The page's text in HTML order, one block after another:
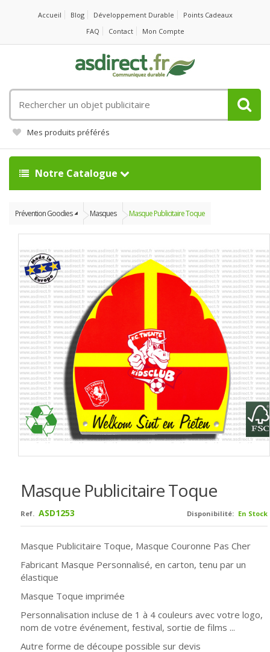
Accueil Blog Développement Durable
Points Cadeaux
FAQ
Contact Mon Compte
un
objet
publicitaire
Mes produits préférés
Notre Catalogue
Prévention Goodies Masques Masque Publicitaire Toque
Masque Publicitaire Toque
Disponibilité: En Stock
Ref. ASD1253
Masque Publicitaire Toque, Masque Couronne Pas Cher
Fabricant Masque Personnalisé, en carton, tenu par un
élastique
Masque Toque imprimée
Personnalisation incluse de 1 à 4 couleurs avec votre logo,
nom de votre événement, festival, sortie de films ...
Autre forme de découpe possible sur devis